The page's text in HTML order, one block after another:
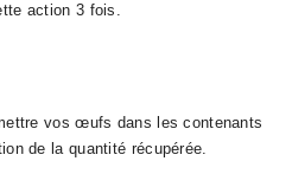
action 3 fois.
vos œufs dans les contenants
de la quantité récupérée.